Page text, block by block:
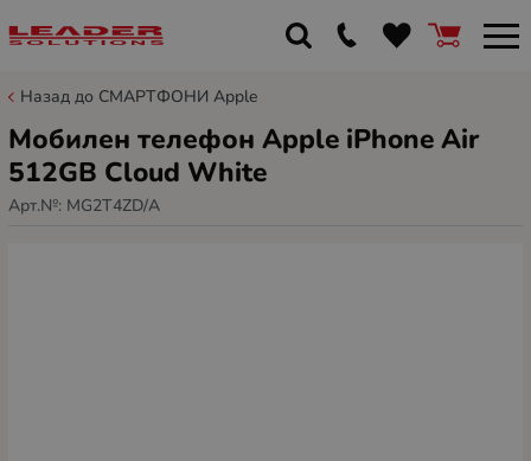
Назад до СМАРТФОНИ Apple
Мобилен телефон Apple iPhone Air
512GB Cloud White
Арт.№: MG2T4ZD/A